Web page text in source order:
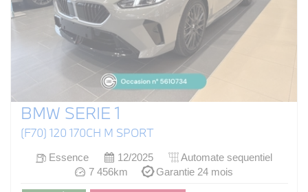
BMW SERIE 1
(F70) 120 170CH M SPORT
Essence 12/2025
Automate sequentiel
7 456km
Garantie 24 mois